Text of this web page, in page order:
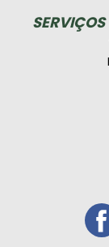
SERVIÇOS